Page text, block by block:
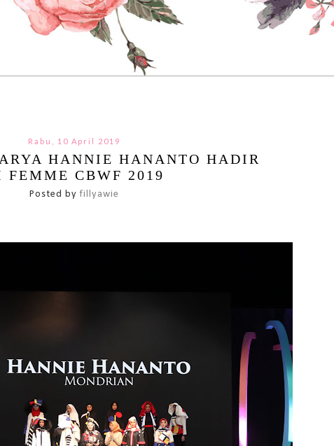
Rabu, 10 April 2019
HANNIE HANANTO HADIR
FEMME CBWF 2019
Posted byfillyawie